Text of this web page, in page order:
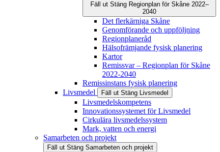
Fäll ut Stäng Regionplan för Skåne 2022–
2040
Det flerkärniga Skåne
Genomförande och uppföljning
Regionplaneråd
Hälsofrämjande fysisk planering
Kartor
Remissvar – Regionplan för Skåne
2022-2040
Remissinstans fysisk planering
Livsmedel
Fäll ut Stäng Livsmedel
Livsmedelskompetens
Innovationssystemet för Livsmedel
Cirkulära livsmedelssystem
Mark, vatten och energi
Samarbeten och projekt
Fäll ut Stäng Samarbeten och projekt